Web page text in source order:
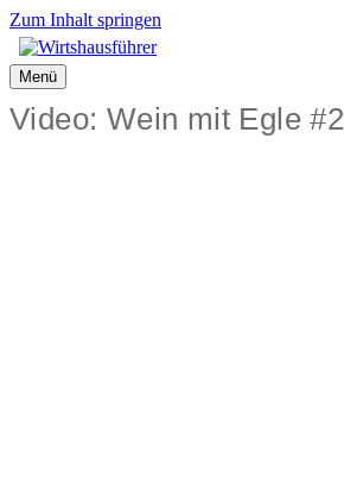
Zum Inhalt springen
Menü
Video: Wein mit Egle #2